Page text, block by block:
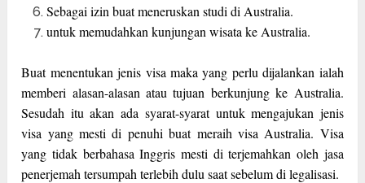
Sebagai izin buat meneruskan studi di Australia.
untuk memudahkan kunjungan wisata ke Australia.
Buat menentukan jenis visa maka yang perlu dijalankan ialah
memberi alasan-alasan atau tujuan berkunjung ke Australia.
Sesudah itu akan ada syarat-syarat untuk mengajukan jenis
visa yang mesti di penuhi buat meraih visa Australia. Visa
yang tidak berbahasa Inggris mesti di terjemahkan oleh jasa
penerjemah tersumpah terlebih dulu saat sebelum di legalisasi.